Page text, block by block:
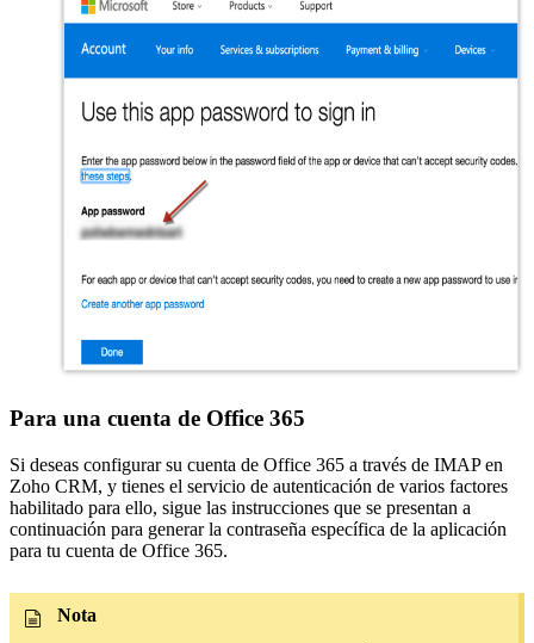
Para una cuenta de Office 365
Si deseas configurar su cuenta de Office 365 a través de IMAP en
Zoho CRM, y tienes el servicio de autenticación de varios factores
habilitado para ello, sigue las instrucciones que se presentan a
continuación para generar la contraseña específica de la aplicación
para tu cuenta de Office 365.
Nota